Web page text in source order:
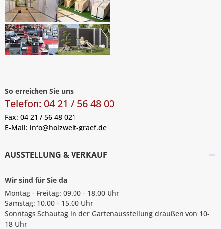
So erreichen Sie uns
Telefon: 04 21 / 56 48 00
Fax: 04 21 / 56 48 021
E-Mail: info@holzwelt-graef.de
AUSSTELLUNG & VERKAUF
Wir sind für Sie da
Montag - Freitag: 09.00 - 18.00 Uhr
Samstag: 10.00 - 15.00 Uhr
Sonntags Schautag in der Gartenausstellung draußen von 10-
18 Uhr